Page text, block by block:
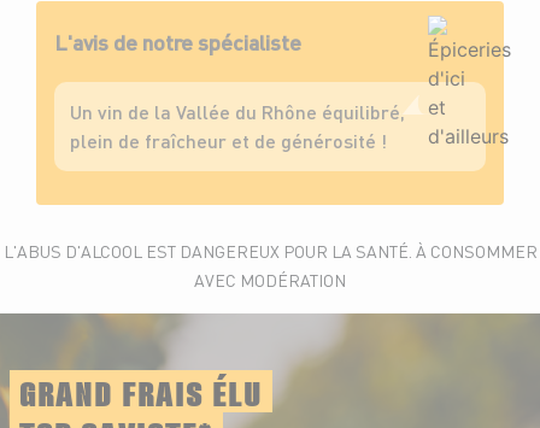
L'avis de notre spécialiste
Un vin de la Vallée du Rhône équilibré,
plein de fraîcheur et de générosité !
L'ABUS D'ALCOOL EST DANGEREUX POUR LA SANTÉ. À CONSOMMER
AVEC MODÉRATION
GRAND FRAIS ÉLU